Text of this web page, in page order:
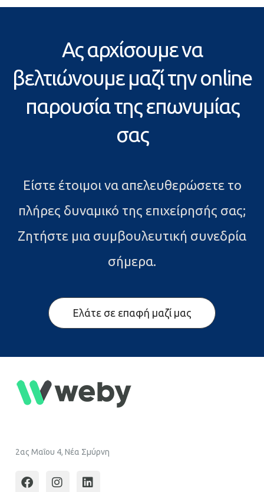
Ας αρχίσουμε να
βελτιώνουμε μαζί την online
παρουσία της επωνυμίας
σας
Είστε έτοιμοι να απελευθερώσετε το
πλήρες δυναμικό της επιχείρησής σας;
Ζητήστε μια συμβουλευτική συνεδρία
σήμερα.
Ελάτε σε επαφή μαζί μας
2ας Μαΐου 4, Νέα Σμύρνη